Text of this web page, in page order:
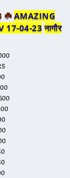
☘️AMAZING
17-04-23 नागौर